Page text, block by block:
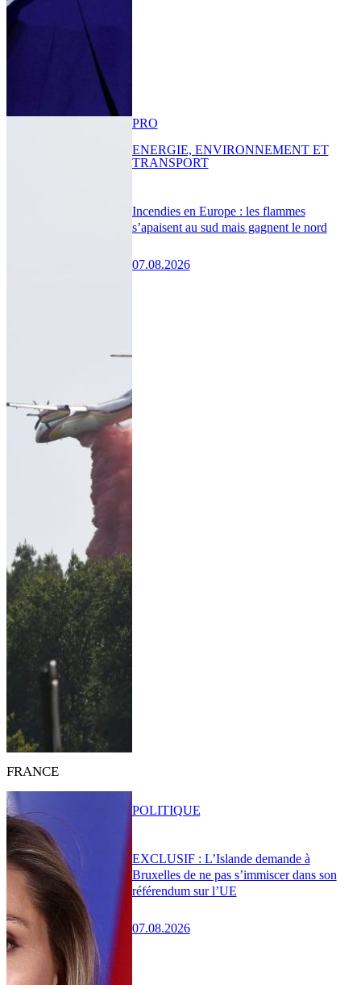
Incendies en Europe : les flammes
s’apaisent au sud mais gagnent le nord
07.08.2026
PRO
ENERGIE, ENVIRONNEMENT ET
TRANSPORT
FRANCE
EXCLUSIF : L’Islande demande à
Bruxelles de ne pas s’immiscer dans son
référendum sur l’UE
07.08.2026
POLITIQUE